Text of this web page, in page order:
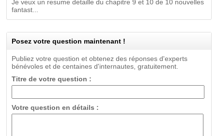
Je veux un resume detaille du chapitre 9 et 10 de 10 nouvelles
fantast...
Posez votre question maintenant !
Publiez votre question et obtenez des réponses d'experts
bénévoles et de centaines d'internautes, gratuitement.
Titre de votre question :
Votre question en détails :